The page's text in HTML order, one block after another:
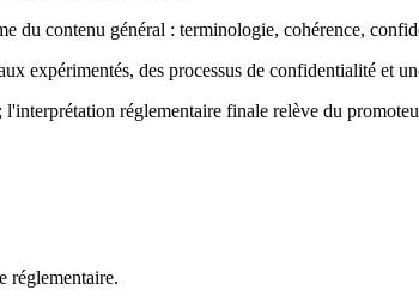
du contenu général : terminologie, cohérence,
expérimentés, des processus de confidentialité et
réglementaire finale relève du
réglementaire.